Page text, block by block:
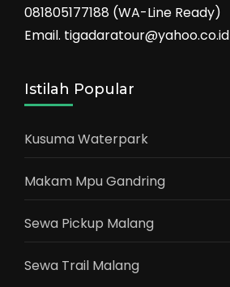
081805177188 (WA-Line Ready)
Email. tigadaratour@yahoo.co.id
Istilah Popular
Kusuma Waterpark
Makam Mpu Gandring
Sewa Pickup Malang
Sewa Trail Malang